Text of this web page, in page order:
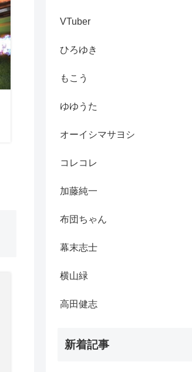
VTuber
ひろゆき
もこう
ゆゆうた
オーイシマサヨシ
コレコレ
加藤純一
布団ちゃん
幕末志士
横山緑
高田健志
新着記事